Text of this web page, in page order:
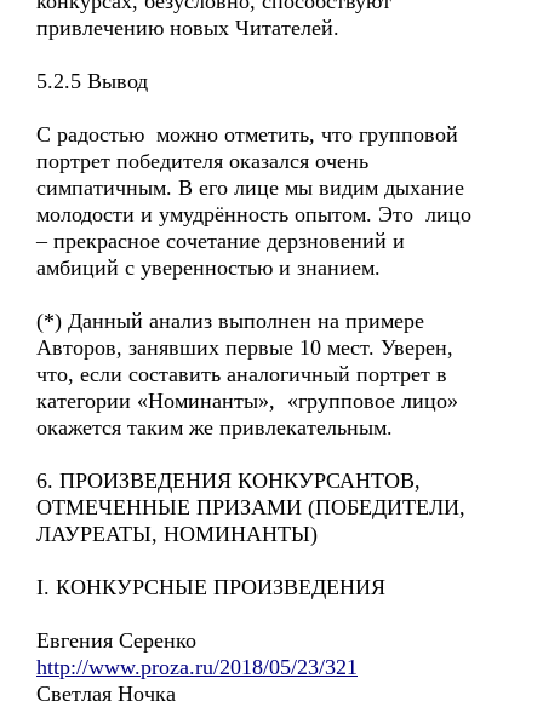
привлечению новых Читателей.
5.2.5 Вывод
С радостью можно отметить, что групповой
портрет победителя оказался очень
симпатичным. В его лице мы видим дыхание
молодости и умудрённость опытом. Это лицо
– прекрасное сочетание дерзновений и
амбиций с уверенностью и знанием.
(*) Данный анализ выполнен на примере
Авторов, занявших первые 10 мест. Уверен,
что, если составить аналогичный портрет в
категории «Номинанты», «групповое лицо»
окажется таким же привлекательным.
6. ПРОИЗВЕДЕНИЯ КОНКУРСАНТОВ,
ОТМЕЧЕННЫЕ ПРИЗАМИ (ПОБЕДИТЕЛИ,
ЛАУРЕАТЫ, НОМИНАНТЫ)
I. КОНКУРСНЫЕ ПРОИЗВЕДЕНИЯ
Евгения Серенко
http://www.proza.ru/2018/05/23/321
Светлая Ночка